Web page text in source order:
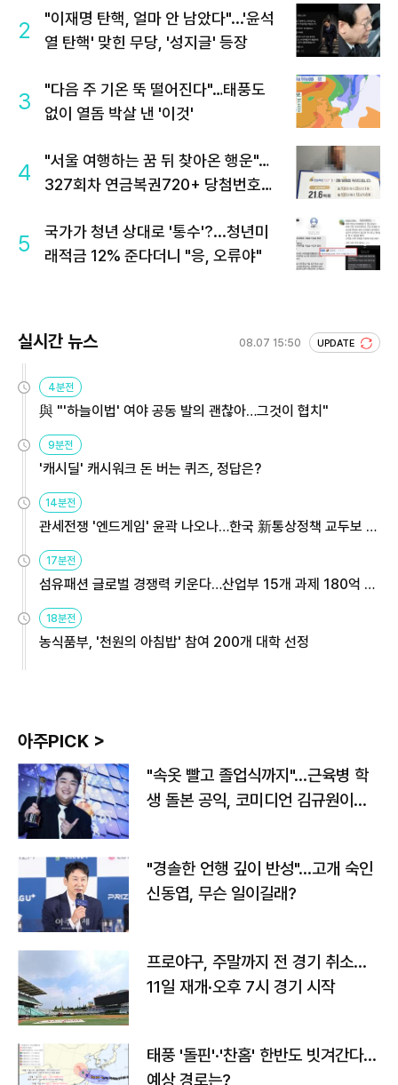
2
"이재명 탄핵, 얼마 안 남았다"...'윤석
열 탄핵' 맞힌 무당, '성지글' 등장
3
"다음 주 기온 뚝 떨어진다"…태풍도
없이 열돔 박살 낸 '이것'
4
"서울 여행하는 꿈 뒤 찾아온 행운"…
327회차 연금복권720+ 당첨번호조
5
국가가 청년 상대로 '통수'?...청년미
래적금 12% 준다더니 "응, 오류야"
실시간 뉴스 08.07 15:50 UPDATE
4분전
與 "'하늘이법' 여야 공동 발의 괜찮아…그것이 협치"
9분전
'캐시딜' 캐시워크 돈 버는 퀴즈, 정답은?
14분전
관세전쟁 '엔드게임' 윤곽 나오나…한국 新통상정책 교두보 활
용해야
17분전
섬유패션 글로벌 경쟁력 키운다…산업부 15개 과제 180억 지
원
18분전
농식품부, '천원의 아침밥' 참여 200개 대학 선정
아주PICK >
"속옷 빨고 졸업식까지"…근육병 학
생 돌본 공익, 코미디언 김규원이었
"경솔한 언행 깊이 반성"…고개 숙인
신동엽, 무슨 일이길래?
프로야구, 주말까지 전 경기 취소…
11일 재개·오후 7시 경기 시작
태풍 '돌핀'·'찬홈' 한반도 빗겨간다…
예상 경로는?